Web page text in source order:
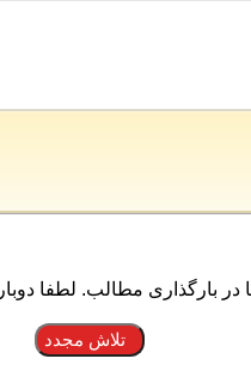
در بارگذاری مطالب. لطفا
تلاش مجدد